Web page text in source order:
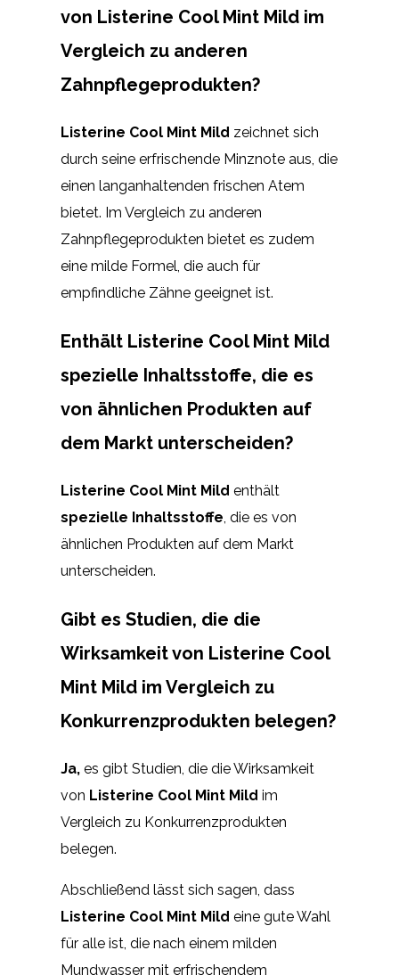
von Listerine Cool Mint Mild im
Vergleich zu anderen
Zahnpflegeprodukten?
Listerine Cool Mint Mild zeichnet sich
durch seine erfrischende Minznote aus, die
einen langanhaltenden frischen Atem
bietet. Im Vergleich zu anderen
Zahnpflegeprodukten bietet es zudem
eine milde Formel, die auch für
empfindliche Zähne geeignet ist.
Enthält Listerine Cool Mint Mild
spezielle Inhaltsstoffe, die es
von ähnlichen Produkten auf
dem Markt unterscheiden?
Listerine Cool Mint Mild enthält
spezielle Inhaltsstoffe, die es von
ähnlichen Produkten auf dem Markt
unterscheiden.
Gibt es Studien, die die
Wirksamkeit von Listerine Cool
Mint Mild im Vergleich zu
Konkurrenzprodukten belegen?
Ja, es gibt Studien, die die Wirksamkeit
von Listerine Cool Mint Mild im
Vergleich zu Konkurrenzprodukten
belegen.
Abschließend lässt sich sagen, dass
Listerine Cool Mint Mild eine gute Wahl
für alle ist, die nach einem milden
Mundwasser mit erfrischendem